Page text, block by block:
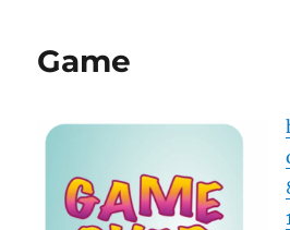
Game